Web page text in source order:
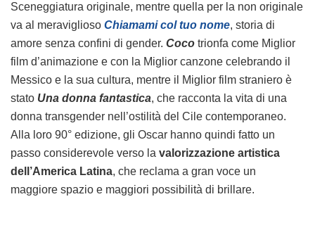
Sceneggiatura originale, mentre quella per la non originale
va al meraviglioso Chiamami col tuo nome, storia di
amore senza confini di gender. Coco trionfa come Miglior
film d’animazione e con la Miglior canzone celebrando il
Messico e la sua cultura, mentre il Miglior film straniero è
stato Una donna fantastica, che racconta la vita di una
donna transgender nell’ostilità del Cile contemporaneo.
Alla loro 90° edizione, gli Oscar hanno quindi fatto un
passo considerevole verso la valorizzazione artistica
dell’America Latina, che reclama a gran voce un
maggiore spazio e maggiori possibilità di brillare.